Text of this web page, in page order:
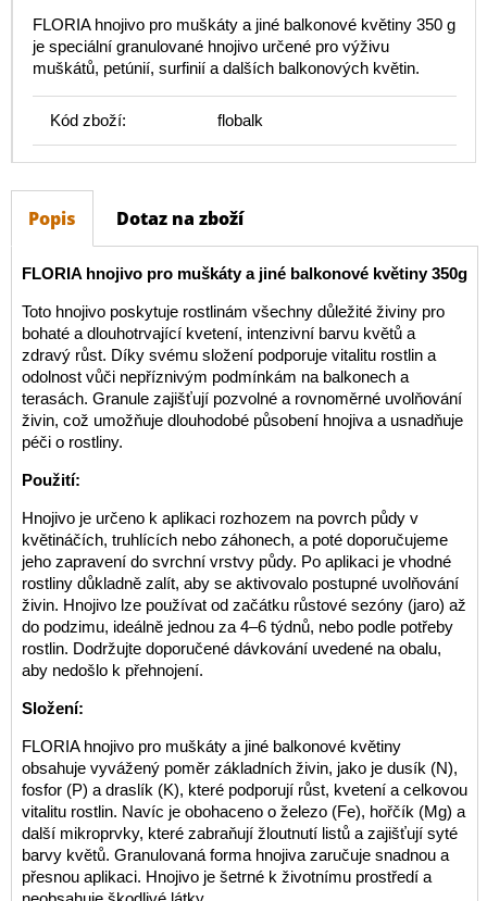
FLORIA hnojivo pro muškáty a jiné balkonové květiny 350 g
je speciální granulované hnojivo určené pro výživu
muškátů, petúnií, surfinií a dalších balkonových květin.
Kód zboží: flobalk
Popis Dotaz na zboží
FLORIA hnojivo pro muškáty a jiné balkonové květiny 350g
Toto hnojivo poskytuje rostlinám všechny důležité živiny pro
bohaté a dlouhotrvající kvetení, intenzivní barvu květů a
zdravý růst. Díky svému složení podporuje vitalitu rostlin a
odolnost vůči nepříznivým podmínkám na balkonech a
terasách. Granule zajišťují pozvolné a rovnoměrné uvolňování
živin, což umožňuje dlouhodobé působení hnojiva a usnadňuje
péči o rostliny.
Použití:
Hnojivo je určeno k aplikaci rozhozem na povrch půdy v
květináčích, truhlících nebo záhonech, a poté doporučujeme
jeho zapravení do svrchní vrstvy půdy. Po aplikaci je vhodné
rostliny důkladně zalít, aby se aktivovalo postupné uvolňování
živin. Hnojivo lze používat od začátku růstové sezóny (jaro) až
do podzimu, ideálně jednou za 4–6 týdnů, nebo podle potřeby
rostlin. Dodržujte doporučené dávkování uvedené na obalu,
aby nedošlo k přehnojení.
Složení:
FLORIA hnojivo pro muškáty a jiné balkonové květiny
obsahuje vyvážený poměr základních živin, jako je dusík (N),
fosfor (P) a draslík (K), které podporují růst, kvetení a celkovou
vitalitu rostlin. Navíc je obohaceno o železo (Fe), hořčík (Mg) a
další mikroprvky, které zabraňují žloutnutí listů a zajišťují syté
barvy květů. Granulovaná forma hnojiva zaručuje snadnou a
přesnou aplikaci. Hnojivo je šetrné k životnímu prostředí a